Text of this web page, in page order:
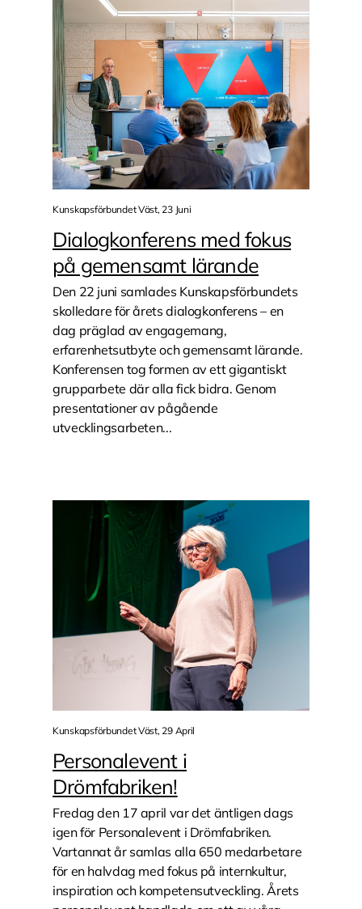
Kunskapsförbundet Väst, 23 Juni
Dialogkonferens med fokus
på gemensamt lärande
Den 22 juni samlades Kunskapsförbundets
skolledare för årets dialogkonferens – en
dag präglad av engagemang,
erfarenhetsutbyte och gemensamt lärande.
Konferensen tog formen av ett gigantiskt
grupparbete där alla fick bidra. Genom
presentationer av pågående
utvecklingsarbeten...
Kunskapsförbundet Väst, 29 April
Personalevent i
Drömfabriken!
Fredag den 17 april var det äntligen dags
igen för Personalevent i Drömfabriken.
Vartannat år samlas alla 650 medarbetare
för en halvdag med fokus på internkultur,
inspiration och kompetensutveckling. Årets